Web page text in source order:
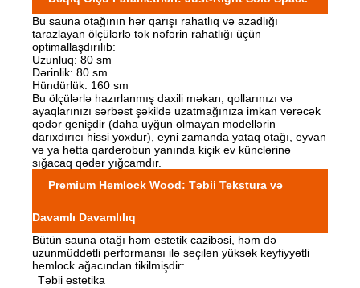
Bu sauna otağının hər qarışı rahatlıq və azadlığı
tarazlayan ölçülərlə tək nəfərin rahatlığı üçün
optimallaşdırılıb:
Uzunluq: 80 sm
Dərinlik: 80 sm
Hündürlük: 160 sm
Bu ölçülərlə hazırlanmış daxili məkan, qollarınızı və
ayaqlarınızı sərbəst şəkildə uzatmağınıza imkan verəcək
qədər genişdir (daha uyğun olmayan modellərin
darıxdırıcı hissi yoxdur), eyni zamanda yataq otağı, eyvan
və ya hətta qarderobun yanında kiçik ev künclərinə
sığacaq qədər yığcamdır.
Premium Hemlock Wood: Təbii Tekstura və
Davamlı Davamlılıq
Bütün sauna otağı həm estetik cazibəsi, həm də
uzunmüddətli performansı ilə seçilən yüksək keyfiyyətli
hemlock ağacından tikilmişdir:
Təbii estetika